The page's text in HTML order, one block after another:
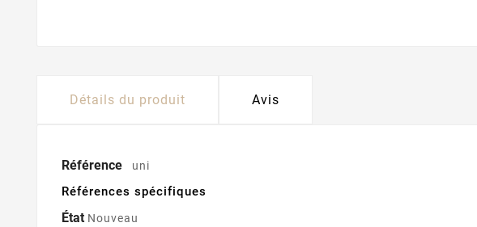
Détails du produit Avis
Référence uni
Références spécifiques
État Nouveau